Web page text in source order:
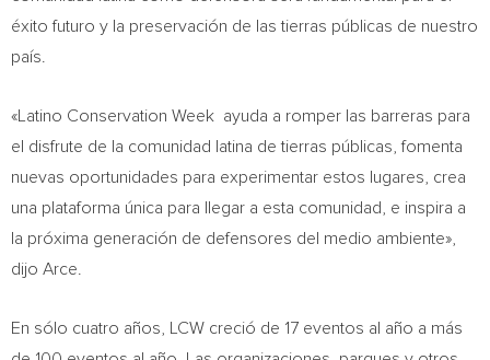
éxito futuro y la preservación de las tierras públicas de nuestro
país.
«Latino Conservation Week ayuda a romper las barreras para
el disfrute de la comunidad latina de tierras públicas, fomenta
nuevas oportunidades para experimentar estos lugares, crea
una plataforma única para llegar a esta comunidad, e inspira a
la próxima generación de defensores del medio ambiente»,
dijo Arce.
En sólo cuatro años, LCW creció de 17 eventos al año a más